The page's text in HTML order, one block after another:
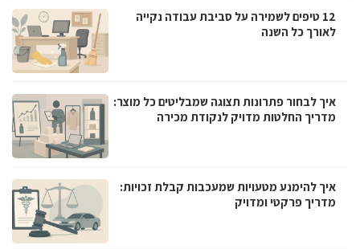
12 טיפים לשמירה על סביבת עבודה נקייה
לאורך כל השנה
איך לבחור פתרונות תצוגה שמבליטים כל מוצר:
מדריך החלטות מדויק לנקודת מכירה
איך להימנע מטעויות שמעכבות קבלת זכויות:
מדריך פרקטי ומדויק